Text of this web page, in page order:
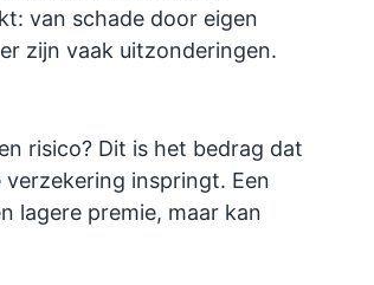
van schade door eigen
zijn vaak uitzonderingen.
risico? Dit is het bedrag dat
inspringt. Een
lagere premie, maar kan